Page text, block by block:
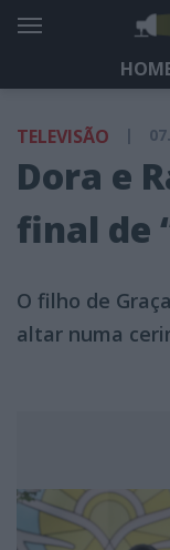
TELEVISÃO |
Dora e
final de
O filho de
altar numa